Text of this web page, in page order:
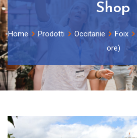
Shop
Home Prodotti Occitanie Foix
ore)